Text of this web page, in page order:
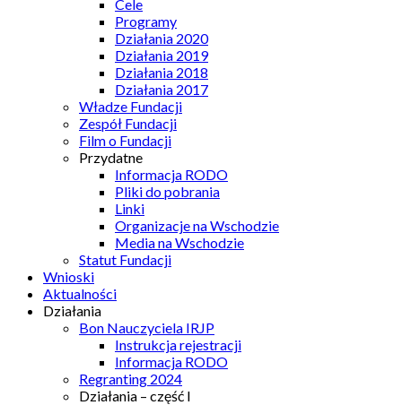
Cele
Programy
Działania 2020
Działania 2019
Działania 2018
Działania 2017
Władze Fundacji
Zespół Fundacji
Film o Fundacji
Przydatne
Informacja RODO
Pliki do pobrania
Linki
Organizacje na Wschodzie
Media na Wschodzie
Statut Fundacji
Wnioski
Aktualności
Działania
Bon Nauczyciela IRJP
Instrukcja rejestracji
Informacja RODO
Regranting 2024
Działania – część I